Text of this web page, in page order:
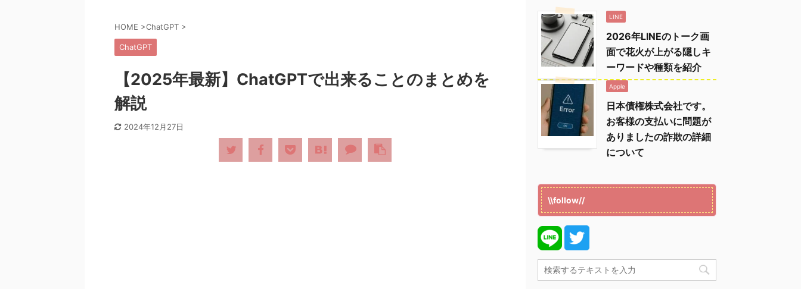
HOME >ChatGPT >
ChatGPT
【2025年最新】ChatGPTで出来ることのまとめを
解説
2024年12月27日
LINE
2026年LINEのトーク画
面で花火が上がる隠しキ
ーワードや種類を紹介
Apple
日本債権株式会社です。
お客様の支払いに問題が
ありましたの詐欺の詳細
について
\\follow//